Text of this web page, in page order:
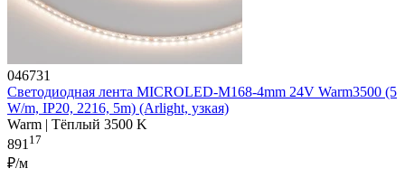
046731
Светодиодная лента MICROLED-M168-4mm 24V Warm3500 (5
W/m, IP20, 2216, 5m) (Arlight, узкая)
Warm | Тёплый 3500 K
891 17
₽/м